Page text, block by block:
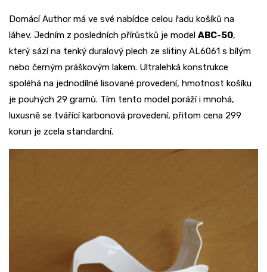
Domácí Author má ve své nabídce celou řadu košíků na
láhev. Jedním z posledních přírůstků je model ABC-50,
který sází na tenký duralový plech ze slitiny AL6061 s bílým
nebo černým práškovým lakem. Ultralehká konstrukce
spoléhá na jednodílné lisované provedení, hmotnost košíku
je pouhých 29 gramů. Tím tento model poráží i mnohá,
luxusně se tvářící karbonová provedení, přitom cena 299
korun je zcela standardní.